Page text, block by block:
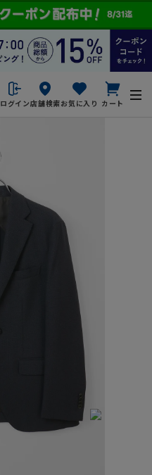
ログイン店舗検索お気に入り カート